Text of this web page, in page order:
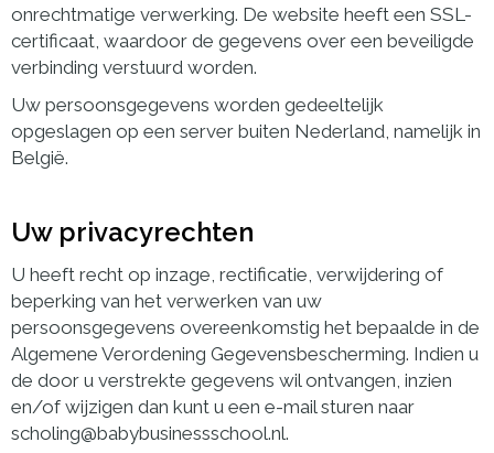
onrechtmatige verwerking. De website heeft een SSL-
certificaat, waardoor de gegevens over een beveiligde
verbinding verstuurd worden.
Uw persoonsgegevens worden gedeeltelijk
opgeslagen op een server buiten Nederland, namelijk in
België.
Uw privacyrechten
U heeft recht op inzage, rectificatie, verwijdering of
beperking van het verwerken van uw
persoonsgegevens overeenkomstig het bepaalde in de
Algemene Verordening Gegevensbescherming. Indien u
de door u verstrekte gegevens wil ontvangen, inzien
en/of wijzigen dan kunt u een e-mail sturen naar
scholing@babybusinessschool.nl.